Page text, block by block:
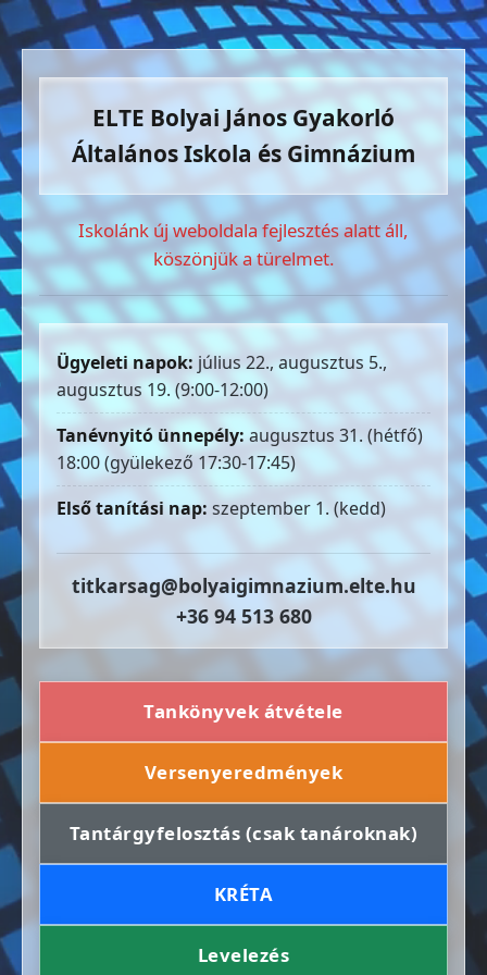
ELTE Bolyai János Gyakorló
Általános Iskola és Gimnázium
Iskolánk új weboldala fejlesztés alatt áll,
köszönjük a türelmet.
Ügyeleti napok: július 22., augusztus 5.,
augusztus 19. (9:00-12:00)
Tanévnyitó ünnepély: augusztus 31. (hétfő)
18:00 (gyülekező 17:30-17:45)
Első tanítási nap: szeptember 1. (kedd)
titkarsag@bolyaigimnazium.elte.hu
+36 94 513 680
Tankönyvek átvétele
Versenyeredmények
Tantárgyfelosztás (csak tanároknak)
KRÉTA
Levelezés